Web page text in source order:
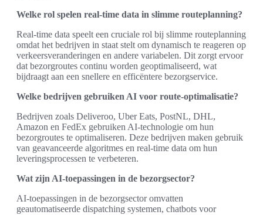
Welke rol spelen real-time data in slimme routeplanning?
Real-time data speelt een cruciale rol bij slimme routeplanning
omdat het bedrijven in staat stelt om dynamisch te reageren op
verkeersveranderingen en andere variabelen. Dit zorgt ervoor
dat bezorgroutes continu worden geoptimaliseerd, wat
bijdraagt aan een snellere en efficëntere bezorgservice.
Welke bedrijven gebruiken AI voor route-optimalisatie?
Bedrijven zoals Deliveroo, Uber Eats, PostNL, DHL,
Amazon en FedEx gebruiken AI-technologie om hun
bezorgroutes te optimaliseren. Deze bedrijven maken gebruik
van geavanceerde algoritmes en real-time data om hun
leveringsprocessen te verbeteren.
Wat zijn AI-toepassingen in de bezorgsector?
AI-toepassingen in de bezorgsector omvatten
geautomatiseerde dispatching systemen, chatbots voor